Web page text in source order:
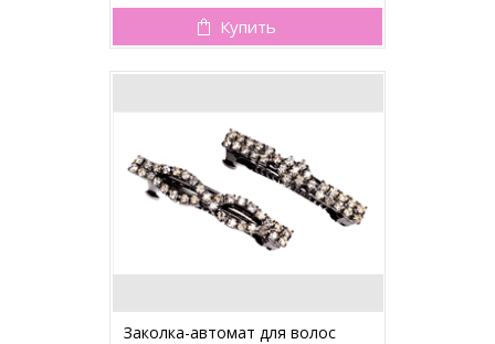
Купить
Заколка-автомат для волос